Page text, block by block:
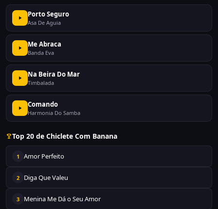
Porto Seguro
Asa De Aguia
Me Abraca
Banda Eva
Na Beira Do Mar
Timbalada
Comando
Harmonia Do Samba
Top 20 de Chiclete Com Banana
1 Amor Perfeito
2 Diga Que Valeu
3 Menina Me Dá o Seu Amor